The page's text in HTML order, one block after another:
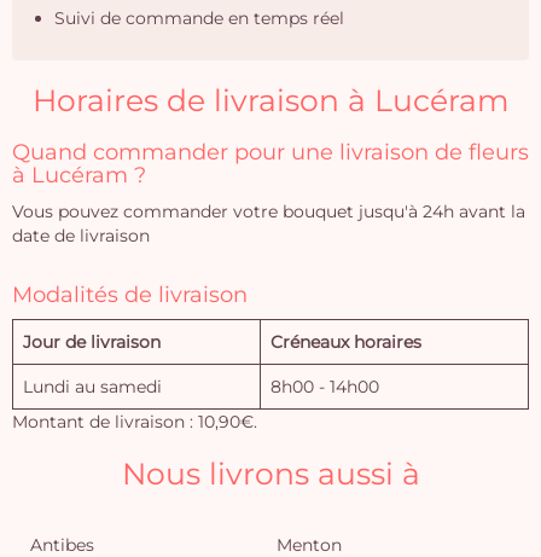
Suivi de commande en temps réel
Horaires de livraison à Lucéram
Quand commander pour une livraison de fleurs
à Lucéram ?
Vous pouvez commander votre bouquet jusqu'à 24h avant la
date de livraison
Modalités de livraison
Jour de livraison Créneaux horaires
Lundi au samedi
8h00 - 14h00
Montant de livraison : 10,90€.
Nous livrons aussi à
Antibes Menton